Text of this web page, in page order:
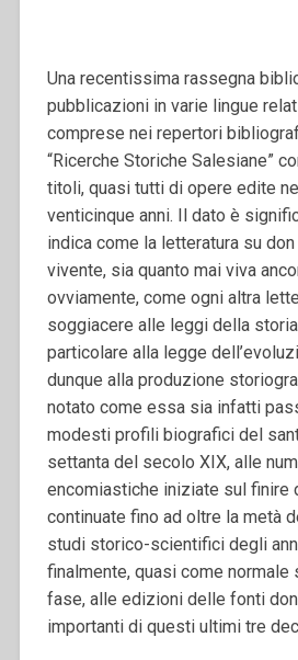
Una recentissima rassegna
pubblicazioni in varie lingue
comprese nei repertori
“Ricerche Storiche Salesiane”
titoli, quasi tutti di opere edite
venticinque anni. Il dato è
indica come la letteratura su
vivente, sia quanto mai viva
ovviamente, come ogni altra
soggiacere alle leggi della
particolare alla legge
dunque alla produzione
notato come essa sia infatti
modesti profili biografici del
settanta del secolo XIX, alle
encomiastiche iniziate sul finire
continuate fino ad oltre la metà
studi storico-scientifici degli
finalmente, quasi come normale
fase, alle edizioni delle fonti
importanti di questi ultimi tre